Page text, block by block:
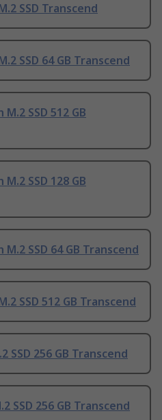
SSD Transcend
SSD 64 GB Transcend
SSD 512 GB
SSD 128 GB
SSD 64 GB Transcend
SSD 512 GB Transcend
SSD 256 GB Transcend
SSD 256 GB Transcend